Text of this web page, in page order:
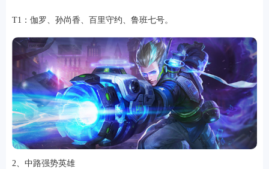
T1：伽罗、孙尚香、百里守约、鲁班七号。
2、中路强势英雄